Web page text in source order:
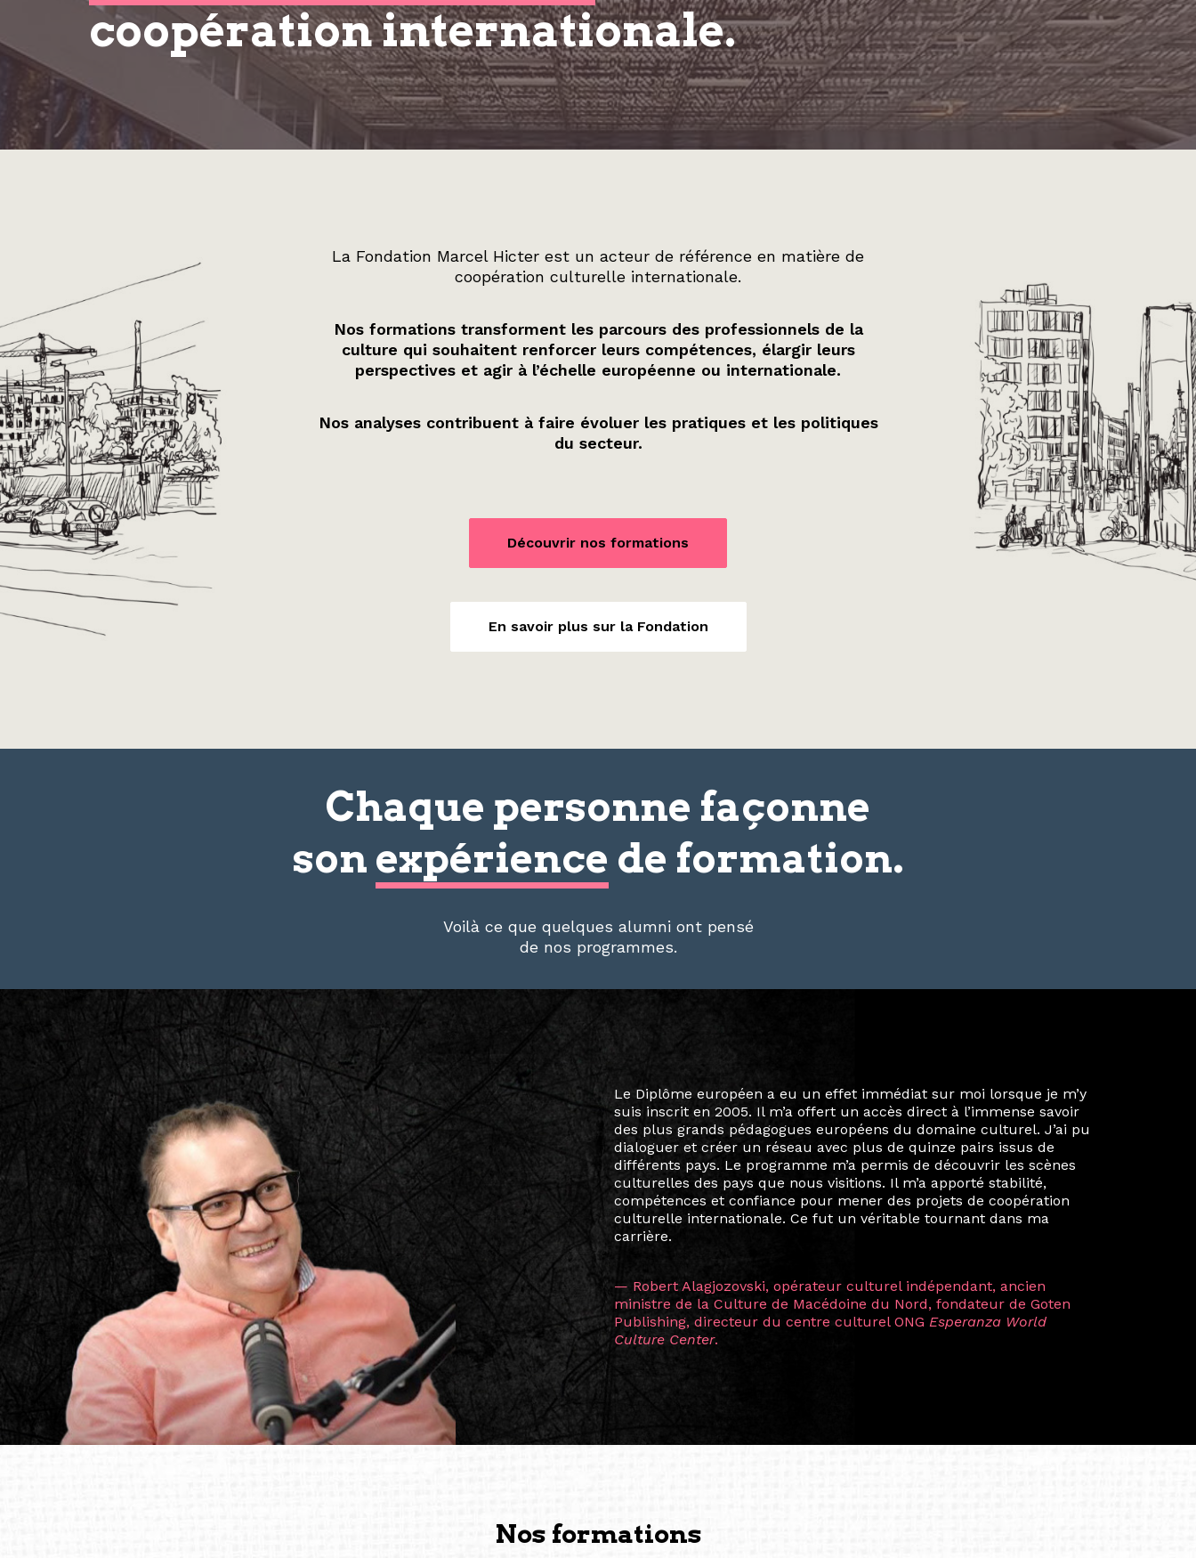
coopération internationale.
La Fondation Marcel Hicter est un acteur de référence en matière de
coopération culturelle internationale.
Nos formations transforment les parcours des professionnels de la
culture qui souhaitent renforcer leurs compétences, élargir leurs
perspectives et agir à l’échelle européenne ou internationale.
Nos analyses contribuent à faire évoluer les pratiques et les politiques
du secteur.
Découvrir nos formations
En savoir plus sur la Fondation
Chaque personne façonne
son expérience de formation.
Voilà ce que quelques alumni ont pensé
de nos programmes.
Le destin a voulu que ma vie privée et ma vie professionnelle dans les
arts soient étroitement liées. Durant mon année au sein du Diplôme
Marcel Hicter, j’ai intégré un réseau européen aussi inattendu que
vibrant, qui s’est étendu bien au-delà de la salle de classe. En
quelques mois, j’invitais mes camarades à collaborer sur des projets
allant de Baguio City à Pékin, de Helsinki à Kuala Lumpur, Langkawi,
Manille, Tokyo et Varsovie, renforçant ainsi ma vision de curatrice
consistant à connecter des artistes à travers les disciplines et les
continents.
L’une des rencontres les plus marquantes fut celle avec ma
consœur HicterienneRuthe Zuntz — une amitié dont la générosité et
la vision ont transformé ma trajectoire et m’ont conduite de
Singapour à Berlin pendant près d’une décennie. Aujourd’hui encore,
les amitiés forgées durant cette année intense et inspirante
solidité et m’encouragent à continuer de rêver, de créer et de tendre
vers de nouvelles possibilités.
— Vanini Belarmino (Singapore /Germany)
(Photography: Geric Cruz)